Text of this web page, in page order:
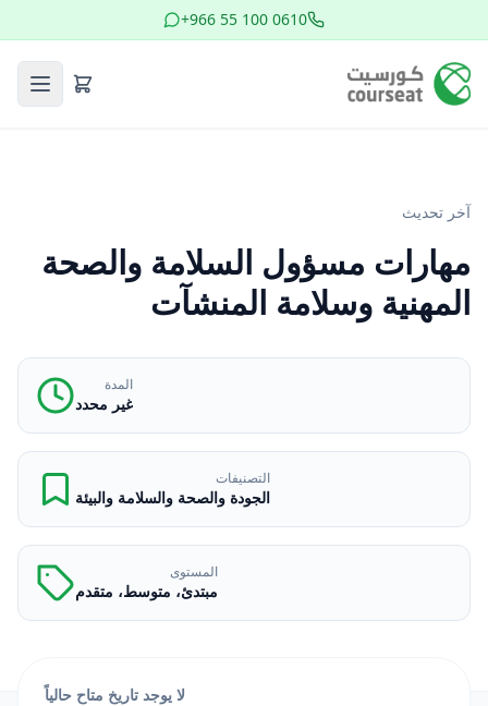
+966 55 100 0610
آخر تحديث
مهارات مسؤول السلامة والصحة
المهنية وسلامة المنشآت
المدة
غير محدد
التصنيفات
الجودة والصحة والسلامة والبيئة
المستوى
مبتدئ، متوسط، متقدم
لا يوجد تاريخ متاح حالياً